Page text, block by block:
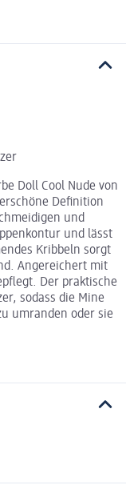
Doll Cool Nude von
Definition
und
und lässt
Kribbeln sorgt
Angereichert mit
Der praktische
sodass die Mine
umranden oder sie